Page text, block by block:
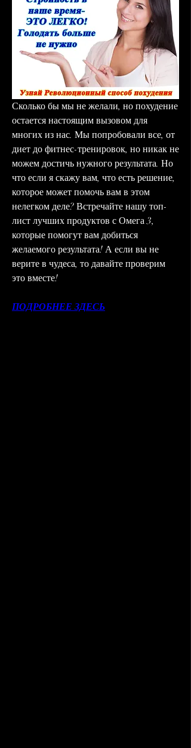
Сколько бы мы не желали, но похудение
остается настоящим вызовом для
многих из нас. Мы попробовали все, от
диет до фитнес-тренировок, но никак не
можем достичь нужного результата. Но
что если я скажу вам, что есть решение,
которое может помочь вам в этом
нелегком деле? Встречайте нашу топ-
лист лучших продуктов с Омега 3,
которые помогут вам добиться
желаемого результата! А если вы не
верите в чудеса, то давайте проверим
это вместе!
ПОДРОБНЕЕ ЗДЕСЬ